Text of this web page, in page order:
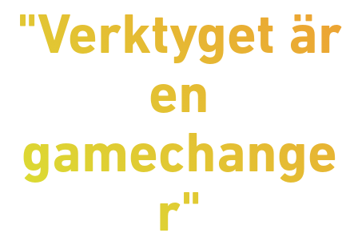
"Verktyget är
en
gamechange
r"